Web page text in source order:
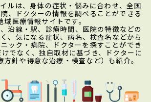
ルは、身体の症状・悩みに合わせ、全国
、ドクターの情報を調べることができる
域医療情報サイトです。
沿線・駅、診療時間、医院の特徴などの
、気になる症状、病名、検査名などから
ック・病院、ドクターを探すことができ
でなく、独自取材に基づき、ドクターに
方針や得意な治療・検査など）も紹介。